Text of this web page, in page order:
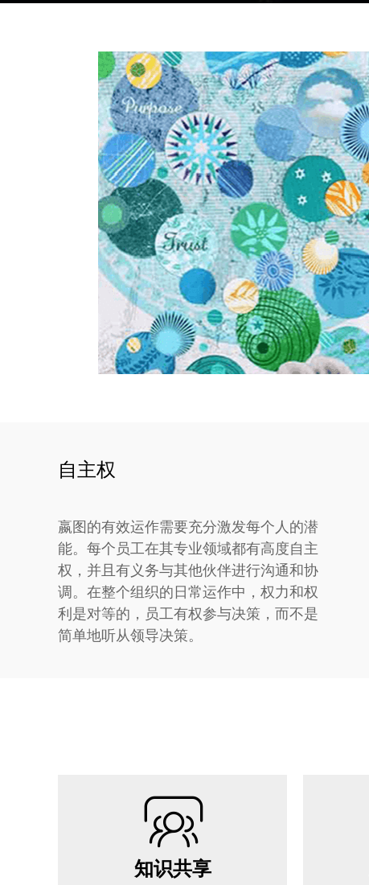
自主权
嬴图的有效运作需要充分激发每个人的潜
能。每个员工在其专业领域都有高度自主
权，并且有义务与其他伙伴进行沟通和协
调。在整个组织的日常运作中，权力和权
利是对等的，员工有权参与决策，而不是
简单地听从领导决策。
知识共享